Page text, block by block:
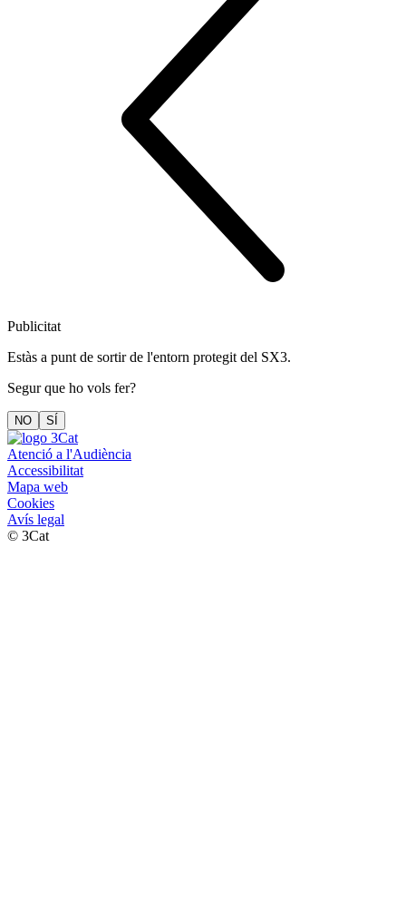
Publicitat
Estàs a punt de sortir de l'entorn protegit del SX3.
Segur que ho vols fer?
NO SÍ
Atenció a l'Audiència
Accessibilitat
Mapa web
Cookies
Avís legal
© 3Cat